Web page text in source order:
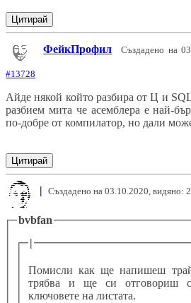
Цитирай
ФейкПрофил Създадено на
#13728
Айде някой който разбира от Ц и
разбием мита че асемблера е най-
по-добре от компилатор, но дали
Цитирай
| Създадено на 03.10.2020, видяно:
bvbfan
|
Помисли как ще напишеш
трябва и ще си отговориш
ключовете на листата.